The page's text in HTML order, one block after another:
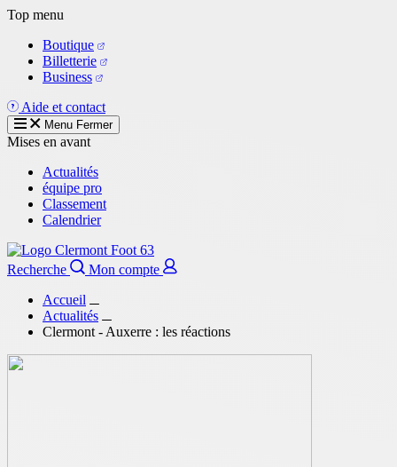
Aller
contenu
principal
Top menu
Boutique
Billetterie
Business
Aide et contact
Menu Fermer
Mises en avant
Actualités
équipe pro
Classement
Calendrier
Recherche
Mon compte
Accueil
Actualités
Clermont - Auxerre : les réactions